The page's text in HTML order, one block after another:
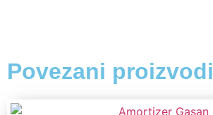
Povezani proizvodi